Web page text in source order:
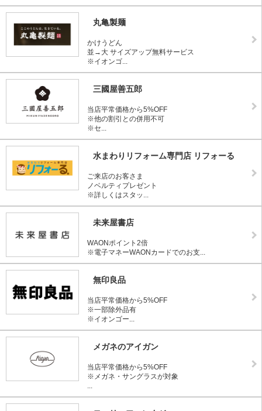
丸亀製麺
かけうどん
並→大 サイズアップ無料サービス
※イオンゴ...
三國屋善五郎
当店平常価格から5%OFF
※他の割引との併用不可
※セ...
水まわりリフォーム専門店 リフォーる
ご来店のお客さま
ノベルティプレゼント
※詳しくはスタッ...
未来屋書店
WAONポイント2倍
※電子マネーWAONカードでのお支...
無印良品
当店平常価格から5%OFF
※一部除外品有
※イオンゴー...
メガネのアイガン
当店平常価格から5%OFF
※メガネ・サングラスが対象
...